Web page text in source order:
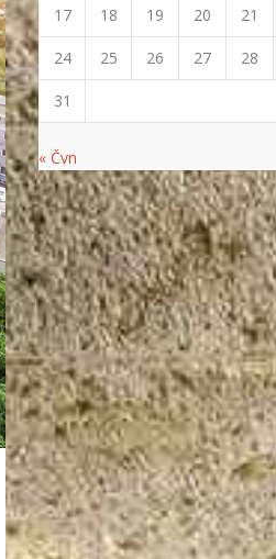
17 18 19 20 21
24 25 26 27 28
31
« Čvn